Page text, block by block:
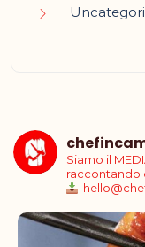
Siamo il
raccontando